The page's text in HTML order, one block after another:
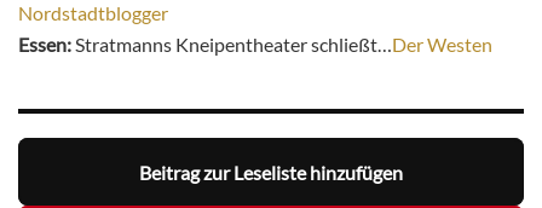
Nordstadtblogger
Essen:Stratmanns Kneipentheater schließt…Der Westen
Beitrag zur Leseliste hinzufügen